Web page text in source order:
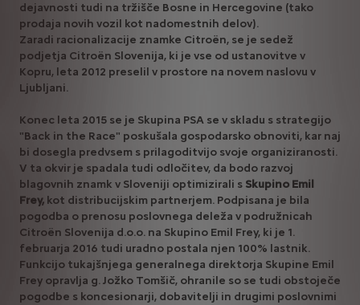
dejavnosti tudi na tržišče Bosne in Hercegovine (tako
prodaja novih vozil kot nadomestnih delov).
Zaradi racionalizacije znamke Citroën, se je sedež
podjetja Citroën Slovenija, ki je vse od ustanovitve v
Kopru, leta 2012 preselil v prostore na novem naslovu v
Ljubljani.
Konec leta 2015 se je Skupina PSA se v skladu s strategijo
"Back in the Race" poskušala gospodarsko obnoviti, kar naj
bi dosegla predvsem s prilagoditvijo svoje organiziranosti.
V ta okvir je spadala tudi odločitev, da bodo razvoj
blagovnih znamk v Sloveniji optimizirali s Skupino Emil
Frey, kot distribucijskim partnerjem. Podpisana je bila
pogodba o prenosu poslovnega deleža v podružnicah
Citroën Slovenija d.o.o. na Skupino Emil Frey, ki je 1.
februarja 2016 tudi uradno postala njen 100% lastnik.
Funkcijo tukajšnjega generalnega direktorja Skupine Emil
Frey opravlja g. Jožko Tomšič, ohranile so se tudi obstoječe
pogodbe s koncesionarji, dobavitelji in drugimi poslovnimi